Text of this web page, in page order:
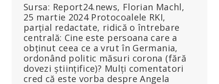
Sursa: Report24.news, Florian Machl,
25 martie 2024 Protocoalele RKI,
parțial redactate, ridică o întrebare
centrală: Cine este persoana care a
obținut ceea ce a vrut în Germania,
ordonând politic măsuri corona (fără
dovezi științifice)? Mulți comentatori
cred că este vorba despre Angela